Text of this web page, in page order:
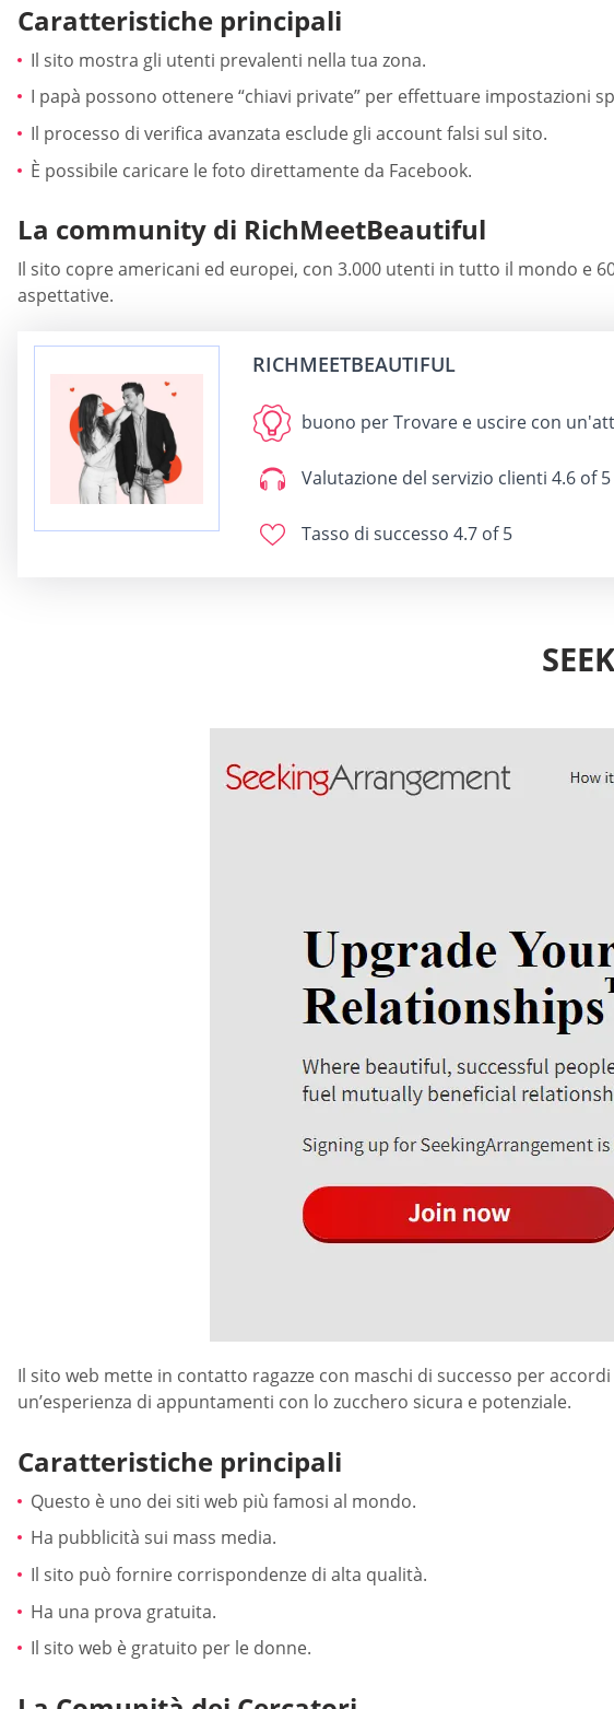
Caratteristiche principali
Il sito mostra gli utenti prevalenti nella tua zona.
I papà possono ottenere “chiavi private” per effettuare impostazioni
Il processo di verifica avanzata esclude gli account falsi sul sito.
È possibile caricare le foto direttamente da Facebook.
La community di RichMeetBeautiful
Il sito copre americani ed europei, con 3.000 utenti in tutto il mondo e
aspettative.
RICHMEETBEAUTIFUL
buono perTrovare e uscire con
Valutazione del servizio clienti 4.6 of 5
Tasso di successo 4.7 of 5
Il sito web mette in contatto ragazze con maschi di successo per
un’esperienza di appuntamenti con lo zucchero sicura e potenziale.
Caratteristiche principali
Questo è uno dei siti web più famosi al mondo.
Ha pubblicità sui mass media.
Il sito può fornire corrispondenze di alta qualità.
Ha una prova gratuita.
Il sito web è gratuito per le donne.